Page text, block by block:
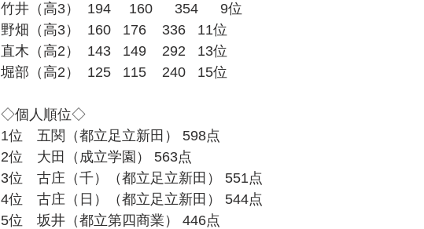
竹井（高3）  194　 160　  354　  9位
野畑（高3）  160   176    336   11位
直木（高2）  143   149    292   13位
堀部（高2）  125   115    240   15位
◇個人順位◇
1位　五関（都立足立新田） 598点
2位　大田（成立学園） 563点
3位　古庄（千）（都立足立新田） 551点
4位　古庄（日）（都立足立新田） 544点
5位　坂井（都立第四商業） 446点